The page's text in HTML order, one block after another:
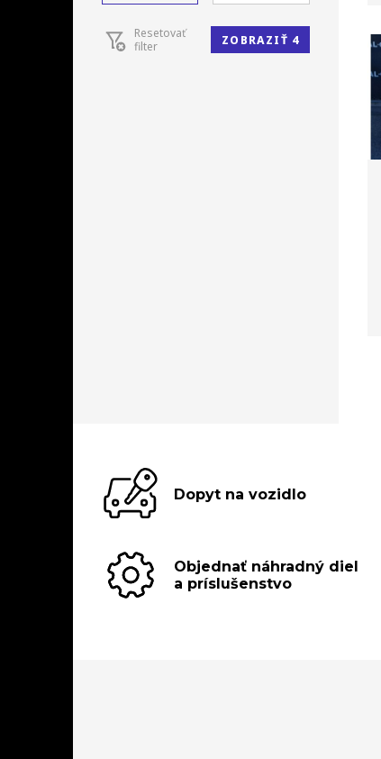
Resetovať
filter
ZOBRAZIŤ 4
Dopyt na vozidlo
Objednať náhradný diel
a príslušenstvo